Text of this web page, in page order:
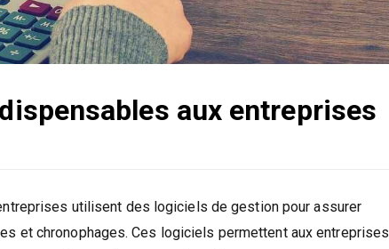
aux entreprises
utilisent des logiciels de gestion pour assurer
et chronophages. Ces logiciels permettent aux entreprises